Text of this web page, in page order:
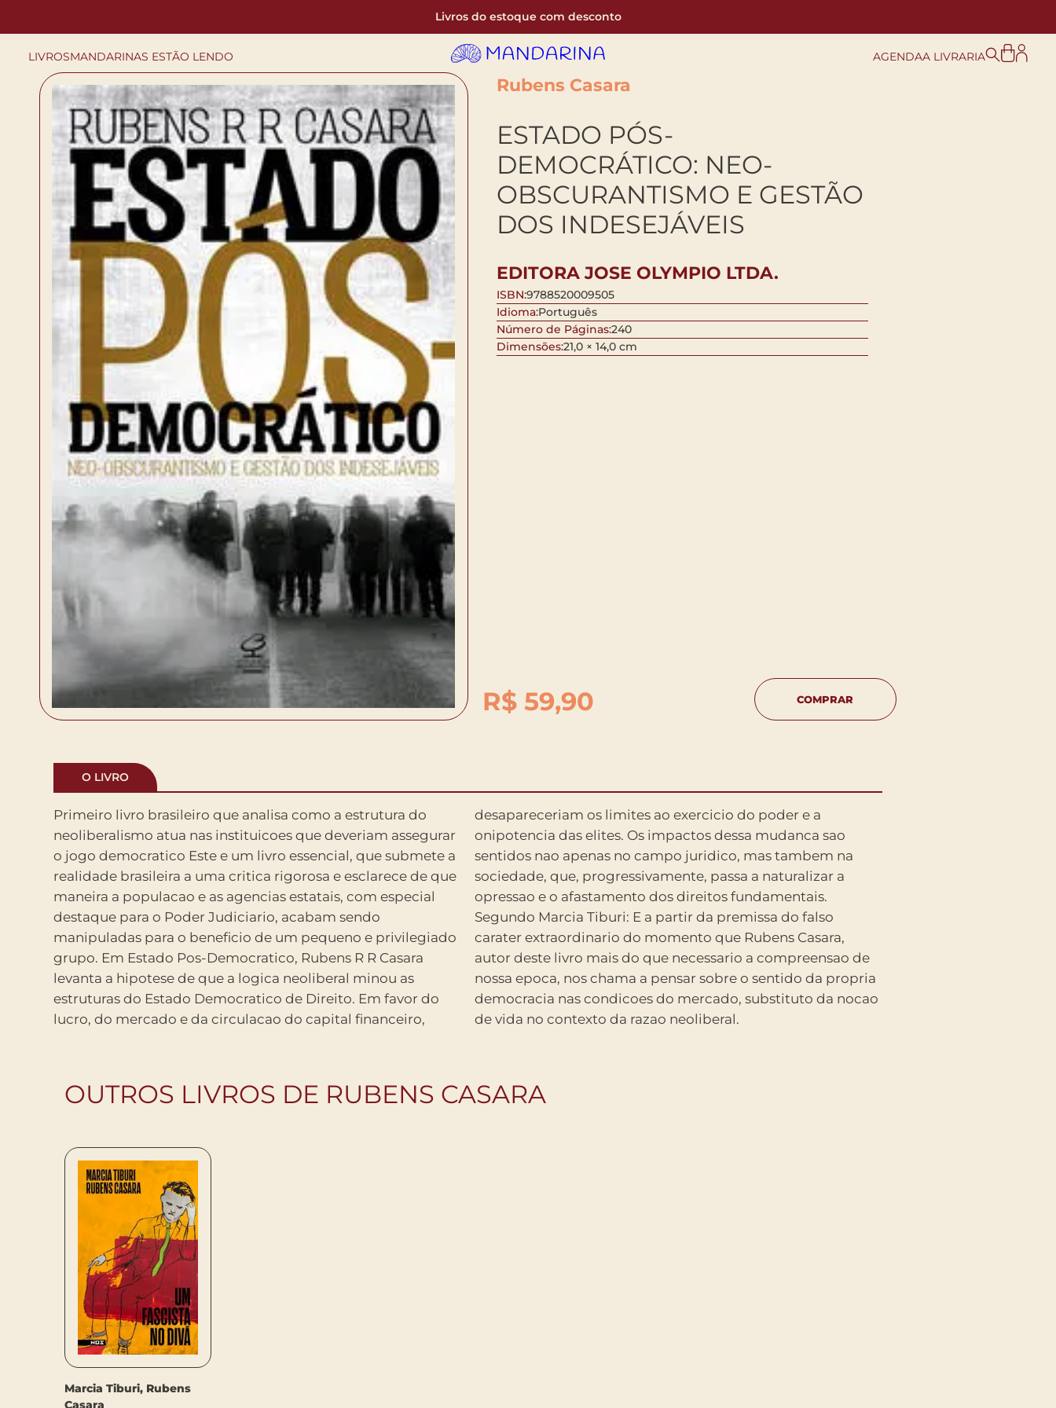
Livros do estoque com desconto
LIVROSMANDARINAS ESTÃO LENDO AGENDAA LIVRARIA
Rubens Casara
ESTADO PÓS-
DEMOCRÁTICO: NEO-
OBSCURANTISMO E GESTÃO
DOS INDESEJÁVEIS
EDITORA JOSE OLYMPIO LTDA.
ISBN:9788520009505
Idioma:Português
Número de Páginas:240
Dimensões:21,0 × 14,0 cm
R$59,90 COMPRAR
O LIVRO
Primeiro livro brasileiro que analisa como a estrutura do
neoliberalismo atua nas instituicoes que deveriam assegurar
o jogo democratico Este e um livro essencial, que submete a
realidade brasileira a uma critica rigorosa e esclarece de que
maneira a populacao e as agencias estatais, com especial
destaque para o Poder Judiciario, acabam sendo
manipuladas para o beneficio de um pequeno e privilegiado
grupo. Em Estado Pos-Democratico, Rubens R R Casara
levanta a hipotese de que a logica neoliberal minou as
estruturas do Estado Democratico de Direito. Em favor do
lucro, do mercado e da circulacao do capital financeiro,
desapareceriam os limites ao exercicio do poder e a
onipotencia das elites. Os impactos dessa mudanca sao
sentidos nao apenas no campo juridico, mas tambem na
sociedade, que, progressivamente, passa a naturalizar a
opressao e o afastamento dos direitos fundamentais.
Segundo Marcia Tiburi: E a partir da premissa do falso
carater extraordinario do momento que Rubens Casara,
autor deste livro mais do que necessario a compreensao de
nossa epoca, nos chama a pensar sobre o sentido da propria
democracia nas condicoes do mercado, substituto da nocao
de vida no contexto da razao neoliberal.
OUTROS LIVROS DE RUBENS CASARA
Marcia Tiburi, Rubens
Casara